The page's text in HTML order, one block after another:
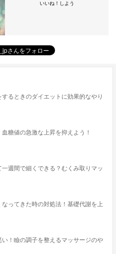
いいね！しよう
るときのダイエットに効果的なやり
糖値の急激な上昇を抑えよう！
週間で細くできる？むくみ取りマッ
ってきた時の対処法！基礎代謝を上
！瞼の調子を整えるマッサージのや